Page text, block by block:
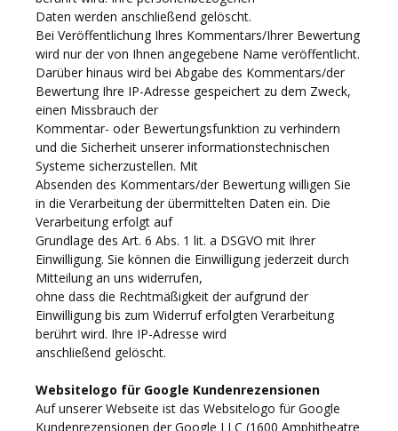
Daten werden anschließend gelöscht.
Bei Veröffentlichung Ihres Kommentars/Ihrer Bewertung
wird nur der von Ihnen angegebene Name veröffentlicht.
Darüber hinaus wird bei Abgabe des Kommentars/der
Bewertung Ihre IP-Adresse gespeichert zu dem Zweck,
einen Missbrauch der
Kommentar- oder Bewertungsfunktion zu verhindern
und die Sicherheit unserer informationstechnischen
Systeme sicherzustellen. Mit
Absenden des Kommentars/der Bewertung willigen Sie
in die Verarbeitung der übermittelten Daten ein. Die
Verarbeitung erfolgt auf
Grundlage des Art. 6 Abs. 1 lit. a DSGVO mit Ihrer
Einwilligung. Sie können die Einwilligung jederzeit durch
Mitteilung an uns widerrufen,
ohne dass die Rechtmäßigkeit der aufgrund der
Einwilligung bis zum Widerruf erfolgten Verarbeitung
berührt wird. Ihre IP-Adresse wird
anschließend gelöscht.
Websitelogo für Google Kundenrezensionen
Auf unserer Webseite ist das Websitelogo für Google
Kundenrezensionen der Google LLC (1600 Amphitheatre